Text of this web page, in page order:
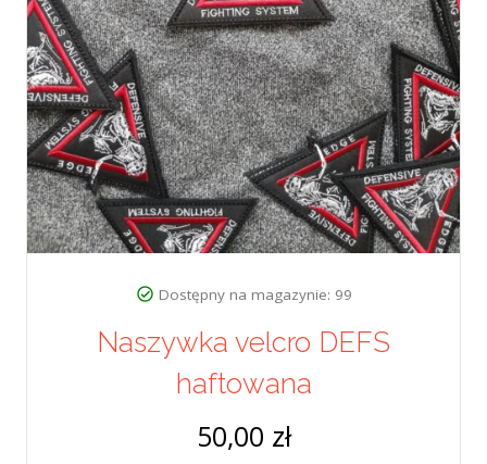
Dostępny na magazynie: 99
Naszywka velcro DEFS
haftowana
50,00 zł